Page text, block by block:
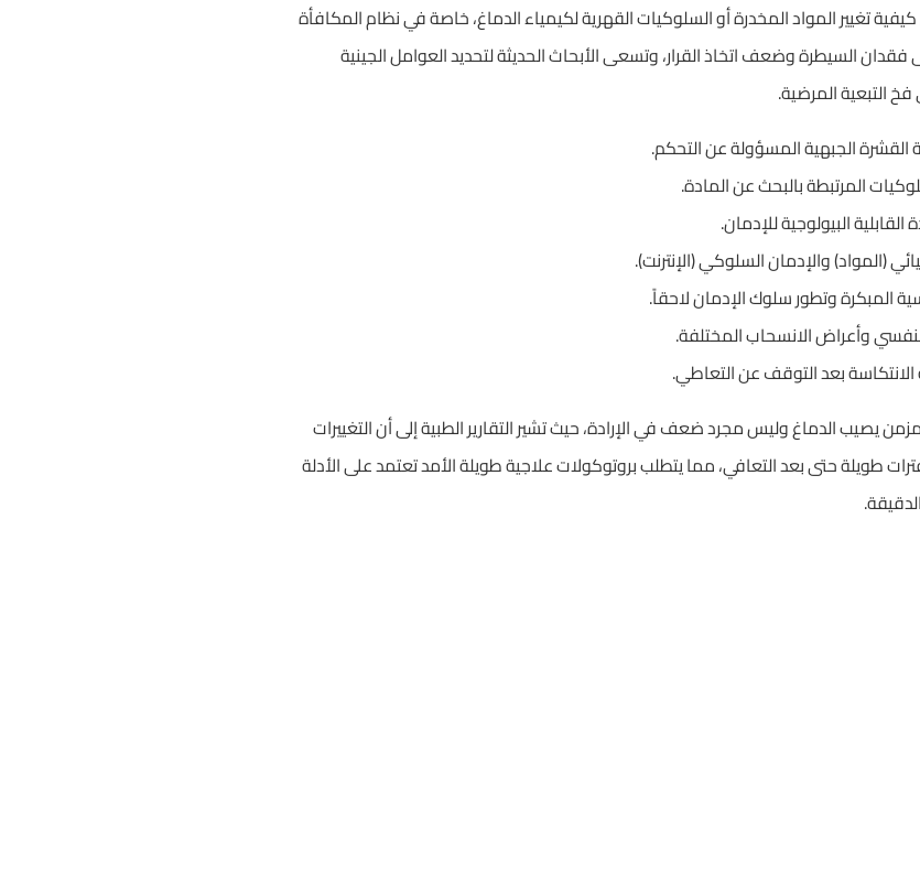
تغيير المواد المخدرة أو السلوكيات القهرية لكيمياء الدماغ، خاصة في نظام المكافأة
السيطرة وضعف اتخاذ القرار، وتسعى الأبحاث الحديثة لتحديد العوامل الجينية
فخ التبعية المرضية.
القشرة الجبهية المسؤولة عن التحكم.
المرتبطة بالبحث عن المادة.
القابلية البيولوجية للإدمان.
(المواد) والإدمان السلوكي (الإنترنت).
المبكرة وتطور سلوك الإدمان لاحقاً.
وأعراض الانسحاب المختلفة.
الانتكاسة بعد التوقف عن التعاطي.
يصيب الدماغ وليس مجرد ضعف في الإرادة، حيث تشير التقارير الطبية إلى أن التغييرات
طويلة حتى بعد التعافي، مما يتطلب بروتوكولات علاجية طويلة الأمد تعتمد على الأدلة